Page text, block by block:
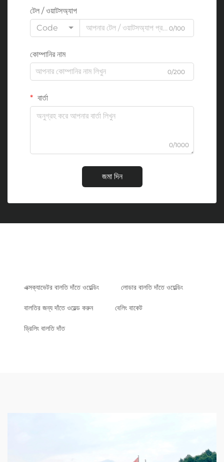
টেল / ওয়াটসঅ্যাপ
Code
0/100
কোম্পানির নাম
0/200
বার্তা
0/1000
জমা দিন
এক্সক্যাভেটর বালতি দাঁতে ওয়েল্ডিং লোডার বালতি দাঁতে ওয়েল্ডিং
বালতির জন্য দাঁতে ওয়েল্ড করুন বেলিং বাকেট
ড্রিলিং বালতি দাঁত